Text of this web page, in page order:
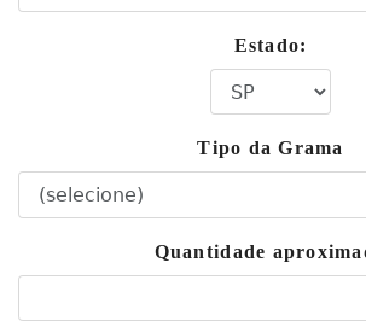
Estado:
Tipo da Grama
Quantidade